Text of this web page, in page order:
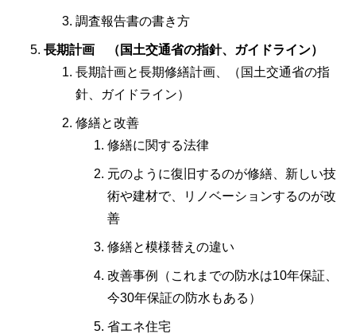
調査報告書の書き方
長期計画 （国土交通省の指針、ガイドライン）
長期計画と長期修繕計画、（国土交通省の指
針、ガイドライン）
修繕と改善
修繕に関する法律
元のように復旧するのが修繕、新しい技
術や建材で、リノベーションするのが改
善
修繕と模様替えの違い
改善事例（これまでの防水は10年保証、
今30年保証の防水もある）
省エネ住宅